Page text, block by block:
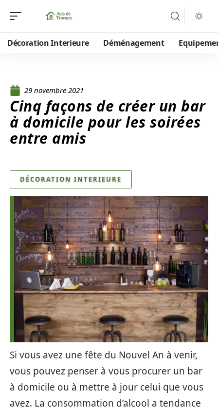
Décoration Interieure Déménagement
29 novembre 2021
Cinq façons de créer un bar
à domicile pour les soirées
entre amis
DÉCORATION INTERIEURE
Si vous avez une fête du Nouvel An à venir,
vous pouvez penser à vous procurer un bar
à domicile ou à mettre à jour celui que vous
avez. La consommation d’alcool a tendance